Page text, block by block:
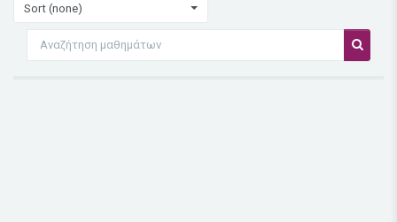
Sort (none)
Αναζήτηση μαθημάτων